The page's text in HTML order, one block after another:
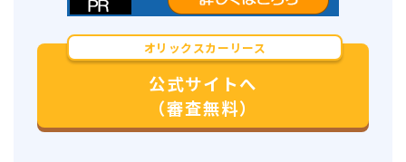
オリックスカーリース
公式サイトへ
（審査無料）